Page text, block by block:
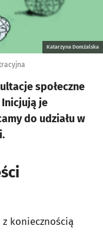
Katarzyna Domżalska
społeczne
Inicjują je
do udziału w
z koniecznością